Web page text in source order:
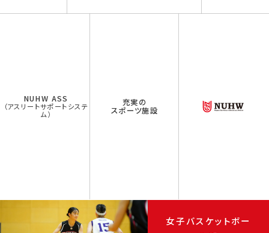
NUHW ASS
（アスリートサポートシステ
ム）
充実の
スポーツ施設
女子バスケットボー